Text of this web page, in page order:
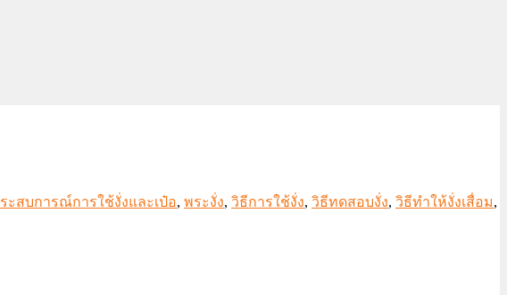
ะสบการณ์การใช้งั่งและเป๋อ, พระงั่ง, วิธีการใช้งั่ง, วิธีทดสอบงั่ง, วิธีทำให้งั่งเสื่อม,